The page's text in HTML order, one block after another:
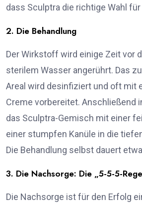
dass Sculptra die richtige Wahl für
2. Die Behandlung
Der Wirkstoff wird einige Zeit vor
sterilem Wasser angerührt. Das
Areal wird desinfiziert und oft mit
Creme vorbereitet. Anschließend
das Sculptra-Gemisch mit einer
einer stumpfen Kanüle in die
Die Behandlung selbst dauert
3. Die Nachsorge: Die „5-5-5-
Die Nachsorge ist für den Erfolg